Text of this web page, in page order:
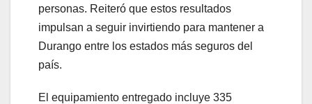
personas. Reiteró que estos resultados
impulsan a seguir invirtiendo para mantener a
Durango entre los estados más seguros del
país.
El equipamiento entregado incluye 335